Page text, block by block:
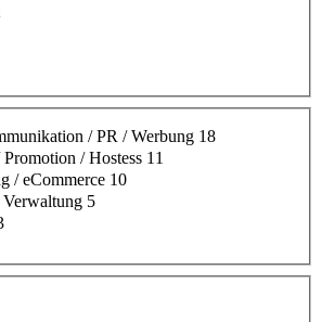
/ PR / Werbung 18
/ Hostess 11
/ eCommerce 10
5